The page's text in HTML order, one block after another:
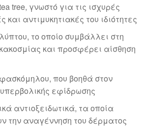
tree, γνωστό για τις ισχυρές
και αντιμυκητιακές του ιδιότητες
το οποίο συμβάλλει στη
και προσφέρει αίσθηση
που βοηθά στον
εφίδρωσης
αντιοξειδωτικά, τα οποία
την αναγέννηση του δέρματος